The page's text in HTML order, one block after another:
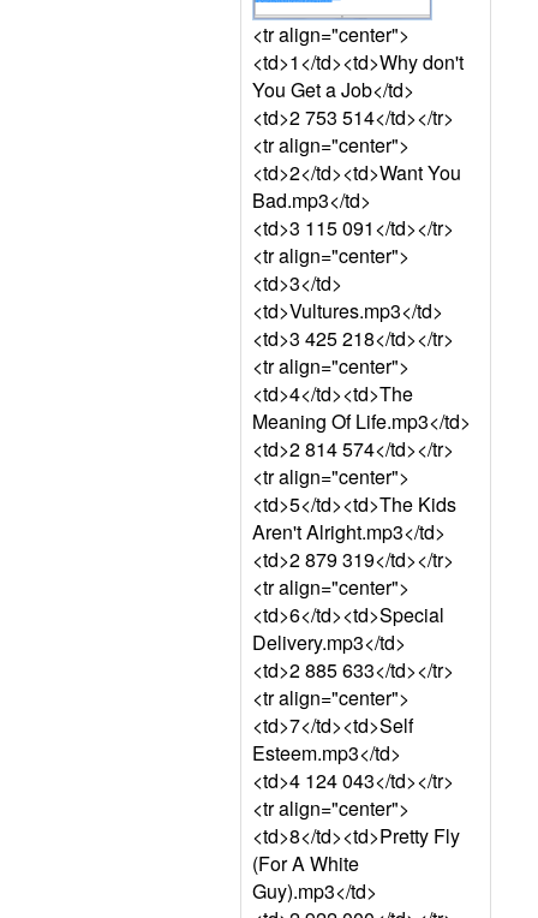
<tr align="center">
<td>1</td><td>Why don't
You Get a Job</td>
<td>2 753 514</td></tr>
<tr align="center">
<td>2</td><td>Want You
Bad.mp3</td>
<td>3 115 091</td></tr>
<tr align="center">
<td>3</td>
<td>Vultures.mp3</td>
<td>3 425 218</td></tr>
<tr align="center">
<td>4</td><td>The
Meaning Of Life.mp3</td>
<td>2 814 574</td></tr>
<tr align="center">
<td>5</td><td>The Kids
Aren't Alright.mp3</td>
<td>2 879 319</td></tr>
<tr align="center">
<td>6</td><td>Special
Delivery.mp3</td>
<td>2 885 633</td></tr>
<tr align="center">
<td>7</td><td>Self
Esteem.mp3</td>
<td>4 124 043</td></tr>
<tr align="center">
<td>8</td><td>Pretty Fly
(For A White
Guy).mp3</td>